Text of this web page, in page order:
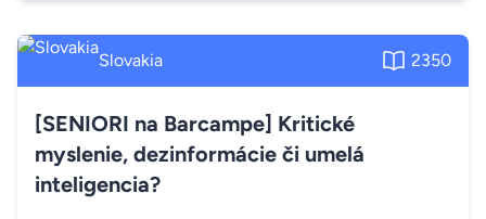
Slovakia 2350
[SENIORI na Barcampe] Kritické
myslenie, dezinformácie či umelá
inteligencia?